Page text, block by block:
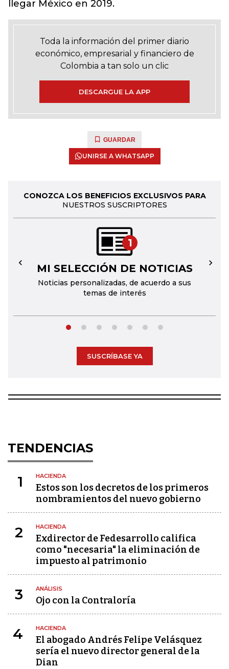
llegar México en 2019.
Toda la información del primer diario
económico, empresarial y financiero de
Colombia a tan solo un clic
DESCARGUE LA APP
GUARDAR
UNIRSE A WHATSAPP
CONOZCA LOS BENEFICIOS EXCLUSIVOS PARA
NUESTROS SUSCRIPTORES
1
MI SELECCIÓN DE NOTICIAS
Noticias personalizadas, de acuerdo a sus
temas de interés
← →
SUSCRÍBASE YA
TENDENCIAS
1 HACIENDA
Estos son los decretos de los primeros
nombramientos del nuevo gobierno
2 HACIENDA
Exdirector de Fedesarrollo califica
como "necesaria" la eliminación de
impuesto al patrimonio
3 ANÁLISIS
Ojo con la Contraloría
4 HACIENDA
El abogado Andrés Felipe Velásquez
sería el nuevo director general de la
Dian